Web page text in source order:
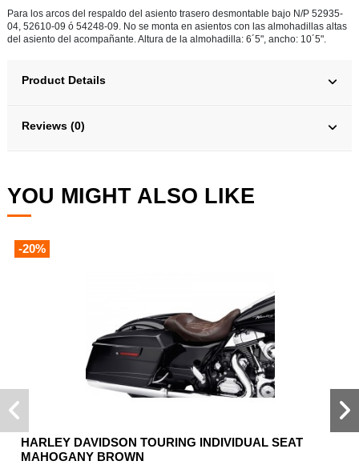
Para los arcos del respaldo del asiento trasero desmontable bajo N/P 52935-
04, 52610-09 ó 54248-09. No se monta en asientos con las almohadillas altas
del asiento del acompañante. Altura de la almohadilla: 6´5", ancho: 10´5".
Product Details
Reviews (0)
YOU MIGHT ALSO LIKE
-20%
HARLEY DAVIDSON TOURING INDIVIDUAL SEAT
MAHOGANY BROWN